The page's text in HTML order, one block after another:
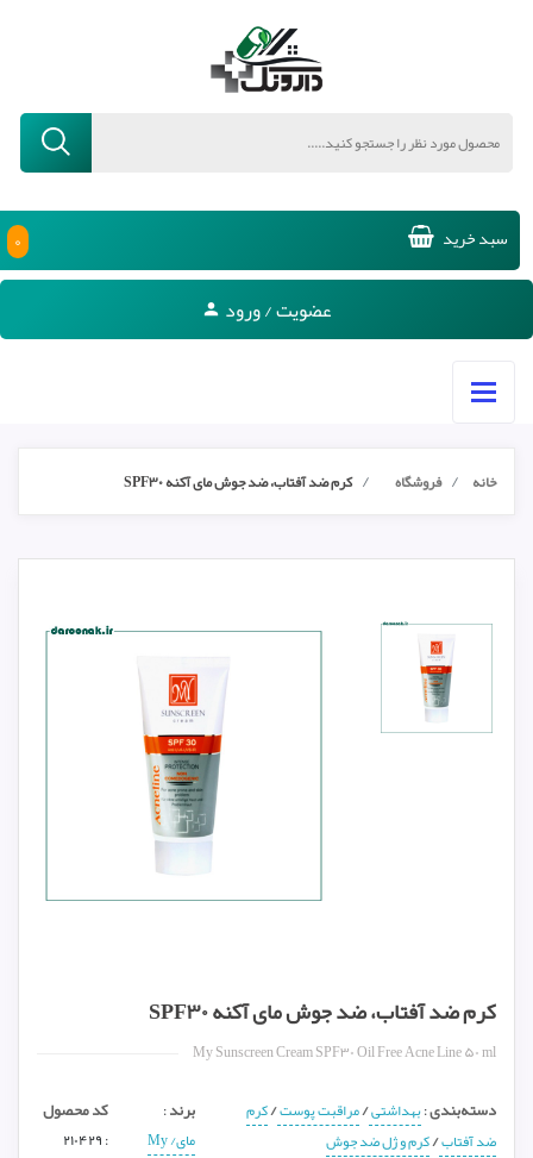
سبد خرید ۰
عضویت / ورود
خانه فروشگاه کرم ضد آفتاب، ضد جوش مای آکنه SPF۳۰
کرم ضد آفتاب، ضد جوش مای آکنه SPF۳۰
My Sunscreen Cream SPF۳۰ Oil Free Acne Line ۵۰ ml
دسته‌بندی:بهداشتی/مراقبت پوست/کرم
ضد آفتاب/کرم و ژل ضد جوش
برند:
مای/ My
کد محصول
: ۲۱۰۴۲۹